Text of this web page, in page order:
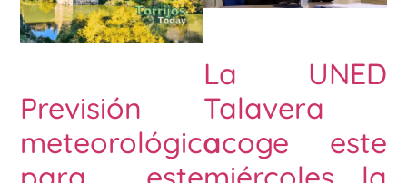
Previsión
meteorológica
La UNED
Talavera
acoge este